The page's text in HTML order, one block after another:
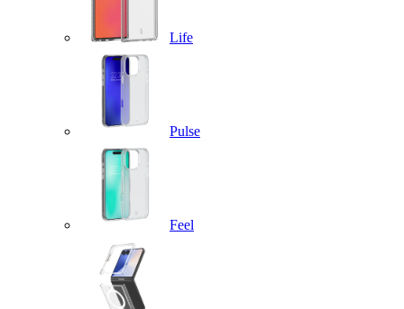
Life
Pulse
Feel